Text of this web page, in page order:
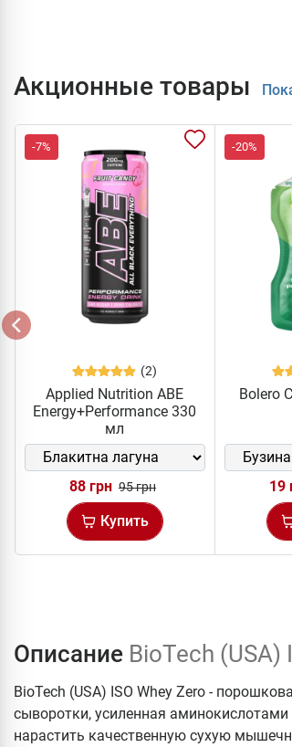
Акционные товары
-7%
(2)
Applied Nutrition ABE
Energy+Performance 330
мл
88 грн 95 грн
Купить
-20%
Bolero
19
Описание BioTech
BioTech (USA) ISO Whey Zero -
сыворотки, усиленная
нарастить качественную сухую